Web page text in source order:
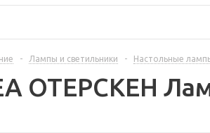
- Лампы и светильники - Настольные
ОТЕРСКЕН